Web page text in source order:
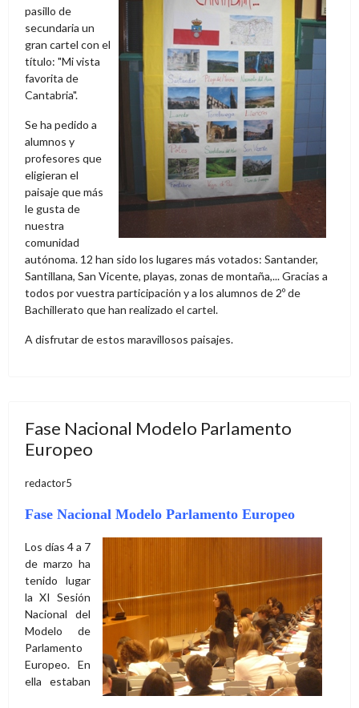
pasillo de
secundaria un
gran cartel con el
título: "Mi vista
favorita de
Cantabria".
Se ha pedido a
alumnos y
profesores que
eligieran el
paisaje que más
le gusta de
nuestra
comunidad
autónoma. 12 han sido los lugares más votados: Santander,
Santillana, San Vicente, playas, zonas de montaña,... Gracias a
todos por vuestra participación y a los alumnos de 2º de
Bachillerato que han realizado el cartel.
A disfrutar de estos maravillosos paisajes.
Fase Nacional Modelo Parlamento
Europeo
redactor5
Fase Nacional Modelo Parlamento Europeo
Los días 4 a 7
de marzo ha
tenido lugar
la XI Sesión
Nacional del
Modelo de
Parlamento
Europeo. En
ella estaban